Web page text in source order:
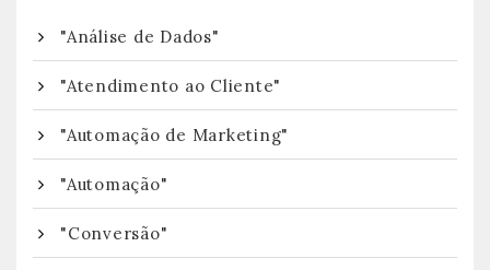
"Análise de Dados"
"Atendimento ao Cliente"
"Automação de Marketing"
"Automação"
"Conversão"